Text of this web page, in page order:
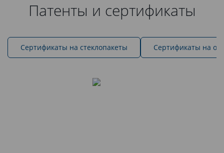
Патенты и сертификаты
Cертификаты на стеклопакеты Сертификаты на